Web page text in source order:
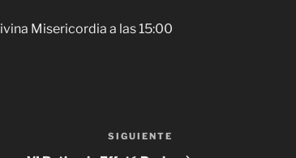
Misericordia a las 15:00
SIGUIENTE